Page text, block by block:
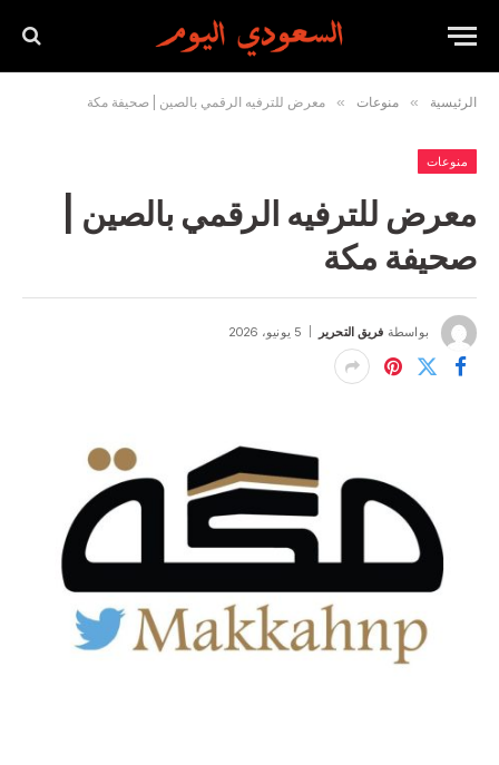
الرئيسية » منوعات » معرض للترفيه الرقمي بالصين | صحيفة مكة
منوعات
معرض للترفيه الرقمي بالصين |
صحيفة مكة
بواسطة فريق التحرير 5 يونيو، 2026